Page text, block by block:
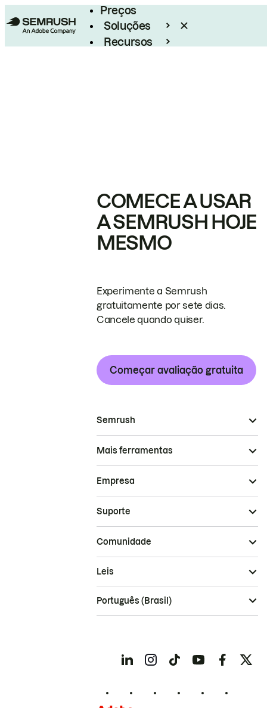
Preços
Soluções
Recursos
COMECE A USAR
A SEMRUSH HOJE
MESMO
Experimente a Semrush
gratuitamente por sete dias.
Cancele quando quiser.
Começar avaliação gratuita
Semrush
Mais ferramentas
Empresa
Suporte
Comunidade
Leis
Português (Brasil)